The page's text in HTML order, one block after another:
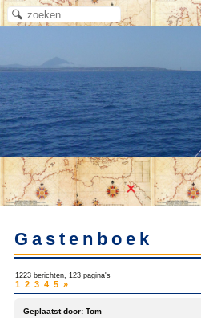
Gastenboek
1223 berichten, 123 pagina's
1 2 3 4 5 »
Geplaatst door: Tom